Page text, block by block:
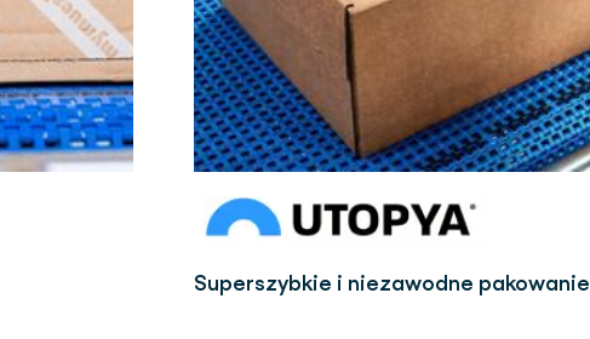
Superszybkie i niezawodne pakowanie